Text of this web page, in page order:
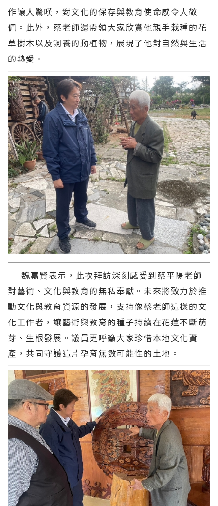
作讓人驚嘆，對文化的保存與教育使命感令人敬
佩。此外，蔡老師還帶領大家欣賞他親手栽種的花
草樹木以及飼養的動植物，展現了他對自然與生活
的熱愛。
魏嘉賢表示，此次拜訪深刻感受到蔡平陽老師
對藝術、文化與教育的無私奉獻。未來將致力於推
動文化與教育資源的發展，支持像蔡老師這樣的文
化工作者，讓藝術與教育的種子持續在花蓮不斷萌
芽、生根發展。議員更呼籲大家珍惜本地文化資
產，共同守護這片孕育無數可能性的土地。